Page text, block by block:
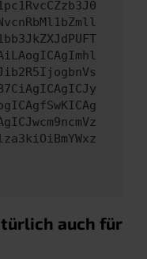
auch für